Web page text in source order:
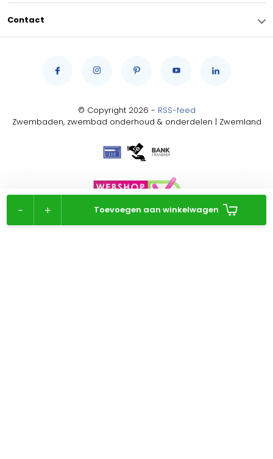
+
- Toevoegen aan winkelwagen
Contact
© Copyright 2026 - RSS-feed
Zwembaden, zwembad onderhoud & onderdelen | Zwemland